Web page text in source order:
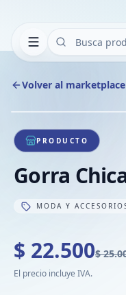
Volver al marketplace
1/1
PRODUCTO
Gorra
MODA Y
$ 22.500$
El precio incluye IVA.